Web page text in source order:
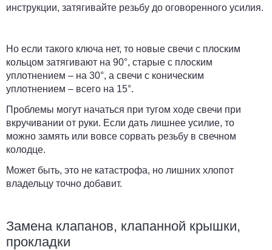
инструкции, затягивайте резьбу до оговоренного усилия.
Но если такого ключа нет, то новые свечи с плоским
кольцом затягивают на 90°, старые с плоским
уплотнением – на 30°, а свечи с коническим
уплотнением – всего на 15°.
Проблемы могут начаться при тугом ходе свечи при
вкручивании от руки. Если дать лишнее усилие, то
можно замять или вовсе сорвать резьбу в свечном
колодце.
Может быть, это не катастрофа, но лишних хлопот
владельцу точно добавит.
Замена клапанов, клапанной крышки,
прокладки